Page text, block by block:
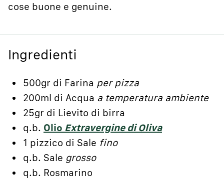
cose buone e genuine.
Ingredienti
500gr di Farina per pizza
200ml di Acqua a temperatura ambiente
25gr di Lievito di birra
q.b. Olio Extravergine di Oliva
1 pizzico di Sale fino
q.b. Sale grosso
q.b. Rosmarino